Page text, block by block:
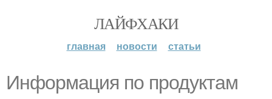
ЛАЙФХАКИ
главная новости статьи
Информация по продуктам